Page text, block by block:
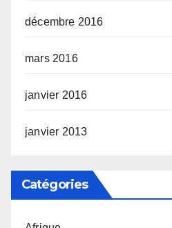
décembre 2016
mars 2016
janvier 2016
janvier 2013
Catégories